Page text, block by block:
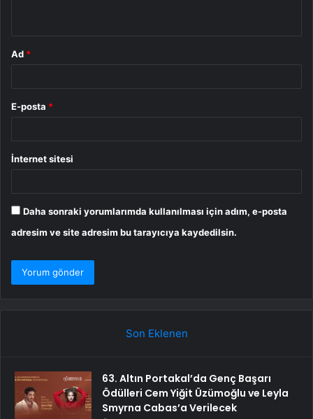
Ad *
E-posta *
İnternet sitesi
Daha sonraki yorumlarımda kullanılması için adım, e-posta
adresim ve site adresim bu tarayıcıya kaydedilsin.
Son Eklenen
63. Altın Portakal’da Genç Başarı
Ödülleri Cem Yiğit Üzümoğlu ve Leyla
Smyrna Cabas’a Verilecek